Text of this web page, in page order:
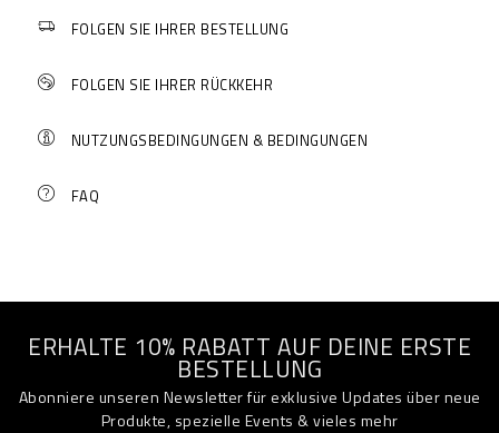
FOLGEN SIE IHRER BESTELLUNG
FOLGEN SIE IHRER RÜCKKEHR
NUTZUNGSBEDINGUNGEN & BEDINGUNGEN
FAQ
ERHALTE 10% RABATT AUF DEINE ERSTE
BESTELLUNG
Abonniere unseren Newsletter für exklusive Updates über neue
Produkte, spezielle Events & vieles mehr